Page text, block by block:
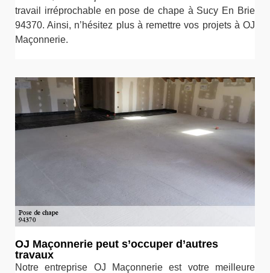
travail irréprochable en pose de chape à Sucy En Brie
94370. Ainsi, n’hésitez plus à remettre vos projets à OJ
Maçonnerie.
OJ Maçonnerie peut s’occuper d’autres
travaux
Notre entreprise OJ Maçonnerie est votre meilleure